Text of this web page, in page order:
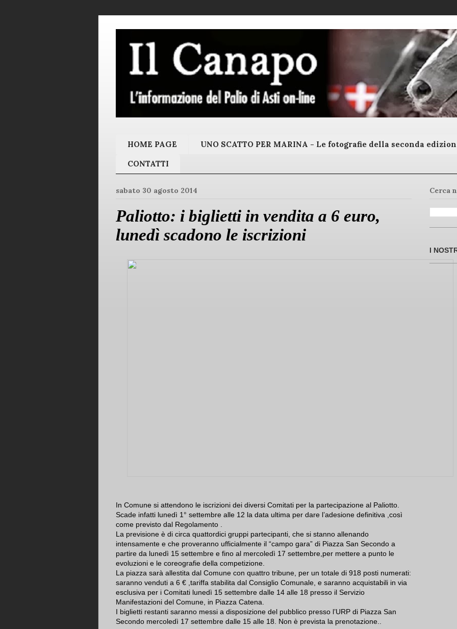
HOME PAGE UNO SCATTO PER MARINA - Le fotografie della seconda
CONTATTI
sabato 30 agosto 2014
Paliotto: i biglietti in vendita a 6 euro,
lunedì scadono le iscrizioni
In Comune si attendono le iscrizioni dei diversi Comitati per la partecipazione al Paliotto.
Scade infatti lunedì 1° settembre alle 12 la data ultima per dare l’adesione definitiva ,così
come previsto dal Regolamento .
La previsione è di circa quattordici gruppi partecipanti, che si stanno allenando
intensamente e che proveranno ufficialmente il “campo gara” di Piazza San Secondo a
partire da lunedì 15 settembre e fino al mercoledì 17 settembre,per mettere a punto le
evoluzioni e le coreografie della competizione.
La piazza sarà allestita dal Comune con quattro tribune, per un totale di 918 posti numerati:
saranno venduti a 6 € ,tariffa stabilita dal Consiglio Comunale, e saranno acquistabili in via
esclusiva per i Comitati lunedì 15 settembre dalle 14 alle 18 presso il Servizio
Manifestazioni del Comune, in Piazza Catena.
I biglietti restanti saranno messi a disposizione del pubblico presso l’URP di Piazza San
Secondo mercoledì 17 settembre dalle 15 alle 18. Non è prevista la prenotazione..
Cerca
I